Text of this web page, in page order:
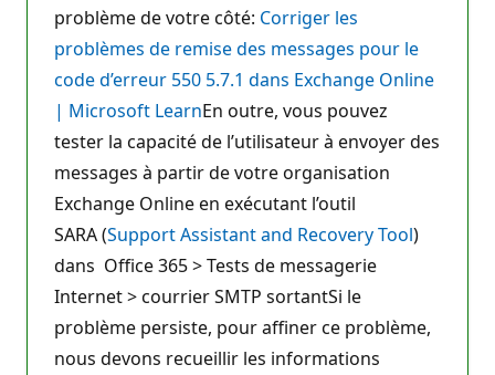
problème de votre côté: Corriger les
problèmes de remise des messages pour le
code d’erreur 550 5.7.1 dans Exchange Online
| Microsoft LearnEn outre, vous pouvez
tester la capacité de l’utilisateur à envoyer des
messages à partir de votre organisation
Exchange Online en exécutant l’outil
SARA (Support Assistant and Recovery Tool)
dans Office 365 > Tests de messagerie
Internet > courrier SMTP sortantSi le
problème persiste, pour affiner ce problème,
nous devons recueillir les informations